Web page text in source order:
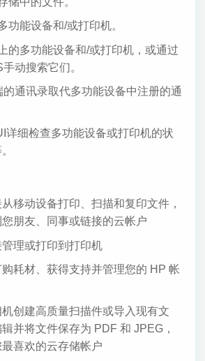
功能设备和/或打印机。
的多功能设备和/或打印机，或通过
动搜索它们。
通讯录取代多功能设备中注册的通
详细检查多功能设备或打印机的状
移动设备打印、扫描和复印文件，
朋友、同事或链接的云帐户
理或打印到打印机
耗材、获得支持并管理您的 HP 帐
创建高质量扫描件或导入现有文
并将文件保存为 PDF 和 JPEG，
喜欢的云存储帐户